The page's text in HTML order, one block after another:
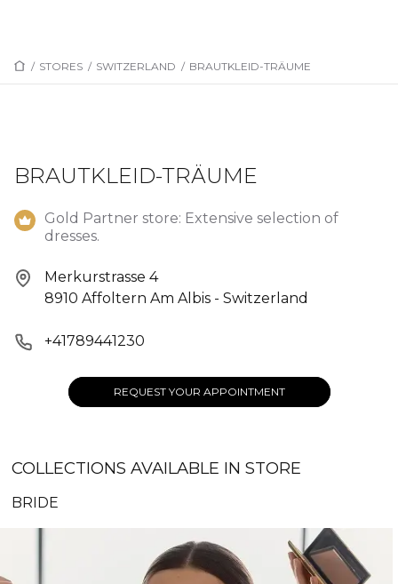
/ STORES / SWITZERLAND / BRAUTKLEID-TRÄUME
BRAUTKLEID-TRÄUME
Gold Partner store: Extensive selection of
dresses.
Merkurstrasse 4
8910 Affoltern Am Albis - Switzerland
+41789441230
REQUEST YOUR APPOINTMENT
COLLECTIONS AVAILABLE IN STORE
BRIDE